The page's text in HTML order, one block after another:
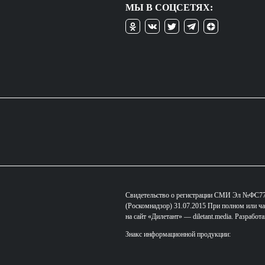
МЫ В СОЦСЕТЯХ:
Свидетельство о регистрации СМИ Эл
(Роскомнадзор) 31.07.2015 При полном или
на сайт «Дилетант» — diletant.media.
Знакс информационной продукции: